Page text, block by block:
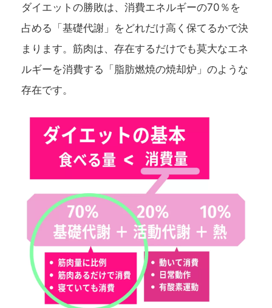
ダイエットの勝敗は、消費エネルギーの70％を
占める「基礎代謝」をどれだけ高く保てるかで決
まります。筋肉は、存在するだけでも莫大なエネ
ルギーを消費する「脂肪燃焼の焼却炉」のような
存在です。